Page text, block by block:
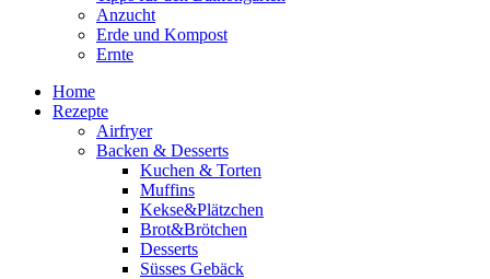
Anzucht
Erde und Kompost
Ernte
Home
Rezepte
Airfryer
Backen & Desserts
Kuchen & Torten
Muffins
Kekse&Plätzchen
Brot&Brötchen
Desserts
Süsses Gebäck